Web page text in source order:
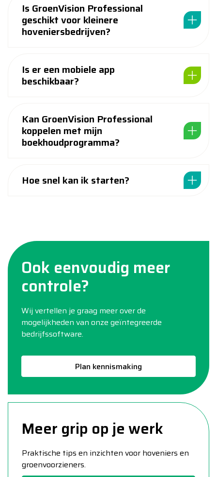
Is GroenVision Professional
geschikt voor kleinere
hoveniersbedrijven?
Is er een mobiele app
beschikbaar?
Kan GroenVision Professional
koppelen met mijn
boekhoudprogramma?
Hoe snel kan ik starten?
Ook eenvoudig meer
controle?
Wij vertellen je graag meer over de
mogelijkheden van onze geïntegreerde
bedrijfssoftware.
Plan kennismaking
Meer grip op je werk
Praktische tips en inzichten voor hoveniers en
groenvoorzieners.